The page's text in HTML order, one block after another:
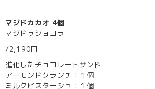
マジドカカオ 4個
マジドゥショコラ
/2,190円
進化したチョコレートサンド
アーモンドクランチ：１個
ミルクピスターシュ：１個